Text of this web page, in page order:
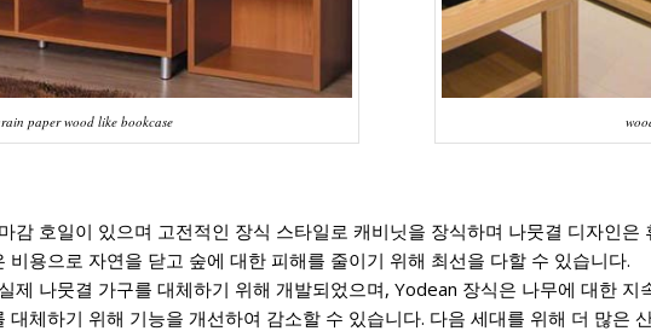
paper wood like bookcase
감 호일이 있으며 고전적인 장식 스타일로 캐비닛을 장식하며 나뭇결 디자인
비용으로 자연을 닫고 숲에 대한 피해를 줄이기 위해 최선을 다할 수 있습니다.
제 나뭇결 가구를 대체하기 위해 개발되었으며, Yodean 장식은 나무에 대한
대체하기 위해 기능을 개선하여 감소할 수 있습니다. 다음 세대를 위해 더 많은